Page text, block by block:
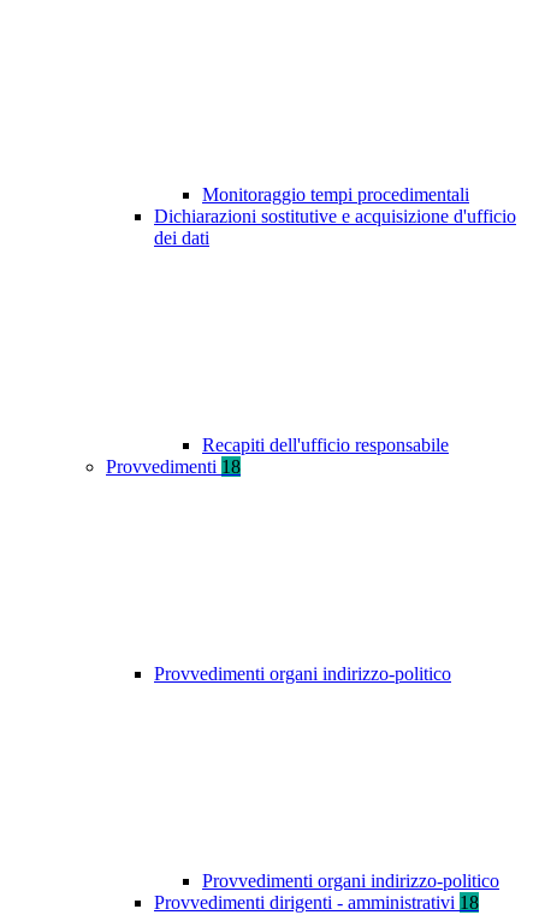
Monitoraggio tempi procedimentali
Dichiarazioni sostitutive e acquisizione d'ufficio
dei dati
Recapiti dell'ufficio responsabile
Provvedimenti 18
Provvedimenti organi indirizzo-politico
Provvedimenti organi indirizzo-politico
Provvedimenti dirigenti - amministrativi 18